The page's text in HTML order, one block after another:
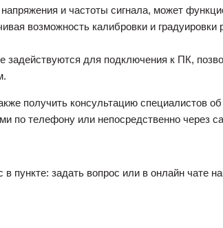
и частоты сигнала, может
возможность калибровки и градуировки
задействуются для подключения к ПК,
получить консультацию специалистов
по телефону или непосредственно через
пункте: задать вопрос или в онлайн чате